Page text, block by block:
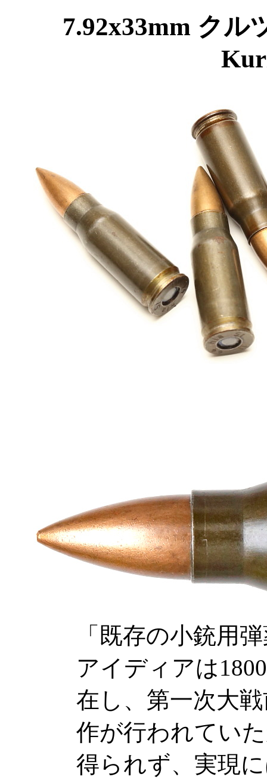
7.92x33mm ク
「既存の小銃用
アイディアは
在し、第一次大
作が行われてい
得られず、実現